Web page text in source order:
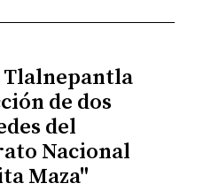
de dos
del
Nacional
Maza"